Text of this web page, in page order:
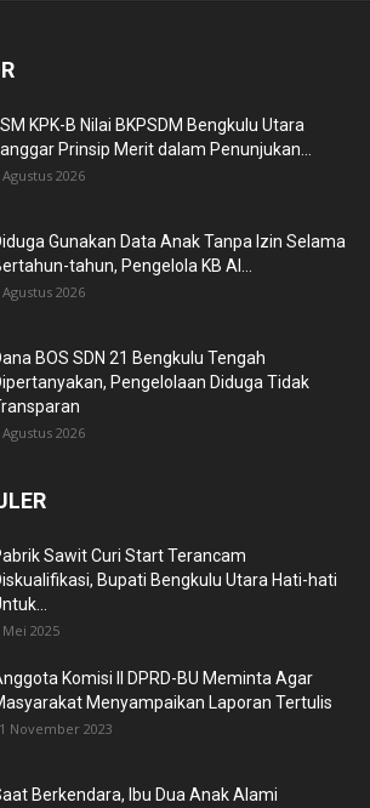
KPK-B Nilai BKPSDM Bengkulu Utara
Prinsip Merit dalam Penunjukan...
Agustus 2026
Gunakan Data Anak Tanpa Izin Selama
tahun, Pengelola KB Al...
Agustus 2026
BOS SDN 21 Bengkulu Tengah
Pengelolaan Diduga Tidak
Agustus 2026
Sawit Curi Start Terancam
Bupati Bengkulu Utara Hati-hati
Mei 2025
Komisi II DPRD-BU Meminta Agar
Menyampaikan Laporan Tertulis
November 2023
Berkendara, Ibu Dua Anak Alami